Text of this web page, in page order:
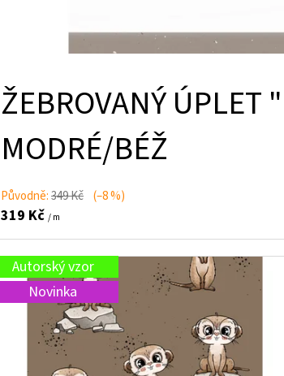
ŽEBROVANÝ ÚPLET
MODRÉ/BÉŽ
Původně:349 Kč (–8 %)
319 Kč / m
Autorský vzor
Novinka